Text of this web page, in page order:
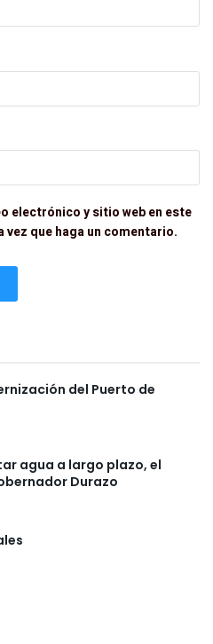
electrónico y sitio web en este
vez que haga un comentario.
del Puerto de
agua a largo plazo, el
Durazo